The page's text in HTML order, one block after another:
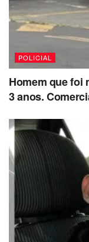
POLICIAL
Homem que foi
3 anos.